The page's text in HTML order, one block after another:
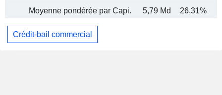
Moyenne pondérée par Capi.
5,79 Md 26,31%
Crédit-bail commercial